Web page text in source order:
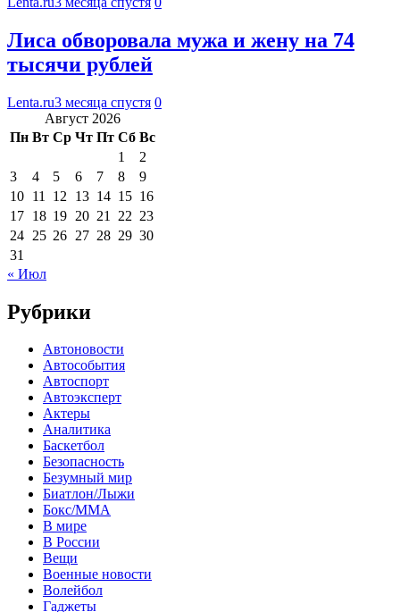
Лиса обворовала мужа и жену на 74
тысячи рублей
Lenta.ru3 месяца спустя 0
Август 2026
Пн Вт Ср Чт Пт Сб Вс
1
2
3
4 5 6 7 8
9
10 11 12 13 14 15 16
17 18 19 20 21 22 23
24 25 26 27 28 29 30
31
« Июл
Рубрики
Автоновости
Автособытия
Автоспорт
Автоэксперт
Актеры
Аналитика
Баскетбол
Безопасность
Безумный мир
Биатлон/Лыжи
Бокс/MMA
В мире
В России
Вещи
Военные новости
Волейбол
Гаджеты